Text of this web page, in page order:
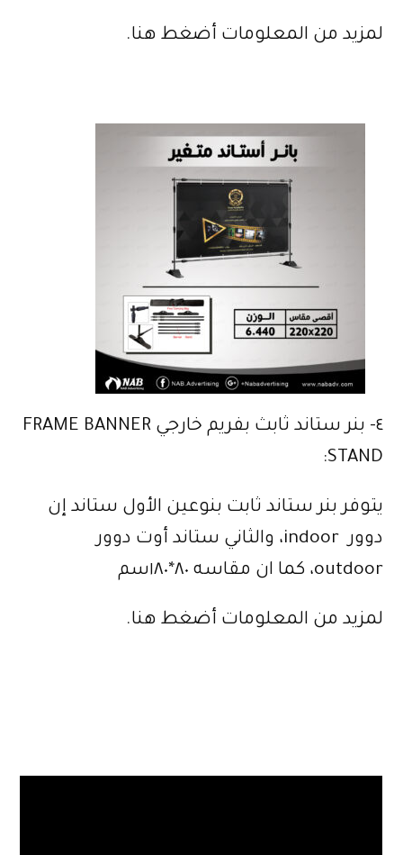
لمزيد من المعلومات أضغط هنا.
٤- بنر ستاند ثابث بفريم خارجي FRAME BANNER
STAND:
يتوفر بنر ستاند ثابت بنوعين الأول ستاند إن
دوور indoor، والثاني ستاند أوت دوور
outdoor، كما ان مقاسه ٨٠*١٨٠سم
لمزيد من المعلومات أضغط هنا.